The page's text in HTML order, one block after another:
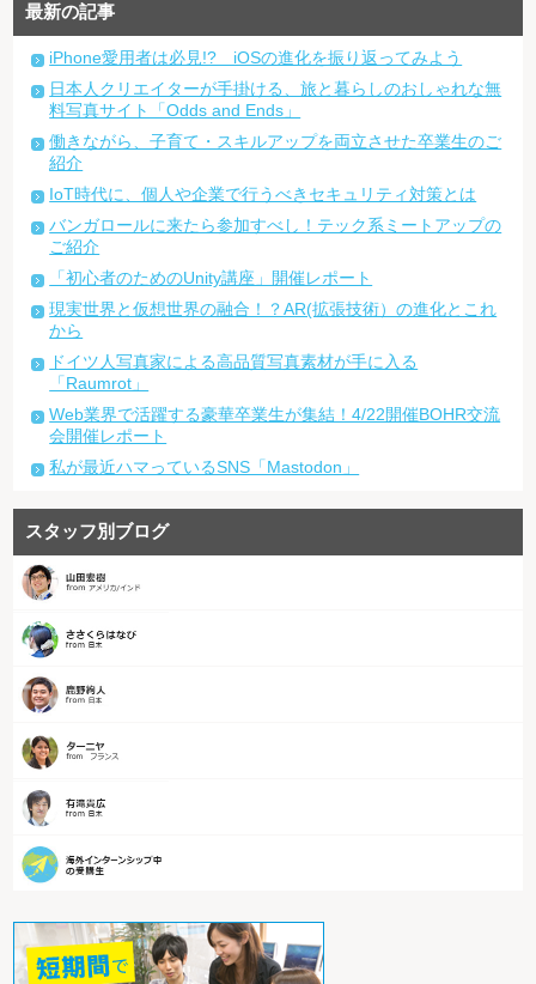
最新の記事
iPhone愛用者は必見!? iOSの進化を振り返ってみよう
日本人クリエイターが手掛ける、旅と暮らしのおしゃれな無
料写真サイト「Odds and Ends」
働きながら、子育て・スキルアップを両立させた卒業生のご
紹介
IoT時代に、個人や企業で行うべきセキュリティ対策とは
バンガロールに来たら参加すべし！テック系ミートアップの
ご紹介
「初心者のためのUnity講座」開催レポート
現実世界と仮想世界の融合！？AR(拡張技術）の進化とこれ
から
ドイツ人写真家による高品質写真素材が手に入る
「Raumrot」
Web業界で活躍する豪華卒業生が集結！4/22開催BOHR交流
会開催レポート
私が最近ハマっているSNS「Mastodon」
スタッフ別ブログ